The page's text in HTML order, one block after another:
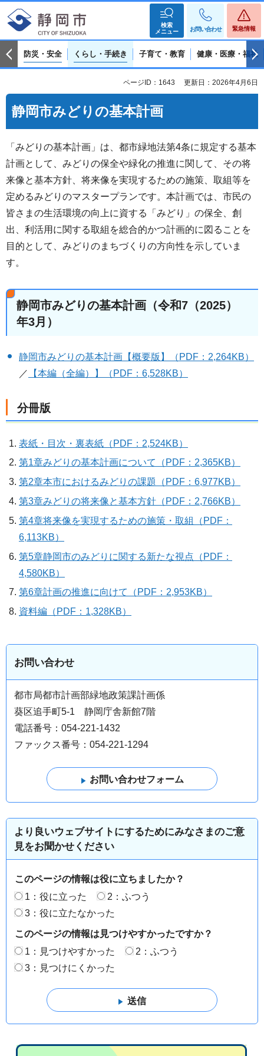
検索
メニュー
お問い合わせ 緊急情報
防災・安全 くらし・手続き 子育て・教育 健康・医療・福祉
ページID：1643 更新日：2026年4月6日
静岡市みどりの基本計画
「みどりの基本計画」は、都市緑地法第4条に規定する基本
計画として、みどりの保全や緑化の推進に関して、その将
来像と基本方針、将来像を実現するための施策、取組等を
定めるみどりのマスタープランです。本計画では、市民の
皆さまの生活環境の向上に資する「みどり」の保全、創
出、利活用に関する取組を総合的かつ計画的に図ることを
目的として、みどりのまちづくりの方向性を示していま
す。
静岡市みどりの基本計画（令和7（2025）
年3月）
静岡市みどりの基本計画【概要版】（PDF：2,264KB）
／
【本編（全編）】（PDF：6,528KB）
分冊版
表紙・目次・裏表紙（PDF：2,524KB）
第1章みどりの基本計画について（PDF：2,365KB）
第2章本市におけるみどりの課題（PDF：6,977KB）
第3章みどりの将来像と基本方針（PDF：2,766KB）
第4章将来像を実現するための施策・取組（PDF：
6,113KB）
第5章静岡市のみどりに関する新たな視点（PDF：
4,580KB）
第6章計画の推進に向けて（PDF：2,953KB）
資料編（PDF：1,328KB）
お問い合わせ
都市局都市計画部緑地政策課計画係
葵区追手町5-1 静岡庁舎新館7階
電話番号：054-221-1432
ファックス番号：054-221-1294
より良いウェブサイトにするためにみなさまのご意
見をお聞かせください
このページの情報は役に立ちましたか？
1：役に立った
2：ふつう
3：役に立たなかった
このページの情報は見つけやすかったですか？
1：見つけやすかった
2：ふつう
3：見つけにくかった